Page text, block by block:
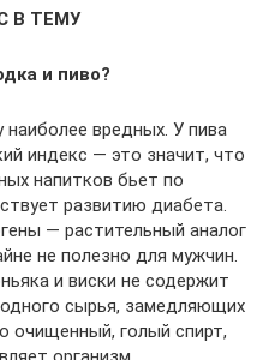
В ТЕМУ
и пиво?
наиболее вредных. У пива
индекс — это значит, что
напитков бьет по
развитию диабета.
— растительный аналог
не полезно для мужчин.
и виски не содержит
сырья, замедляющих
очищенный, голый спирт,